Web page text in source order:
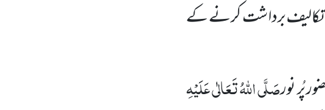
تکالیف برداشت کرنے کے
پُر نورصَلَّی اللہُ تَعَالٰی عَلَیْہِ